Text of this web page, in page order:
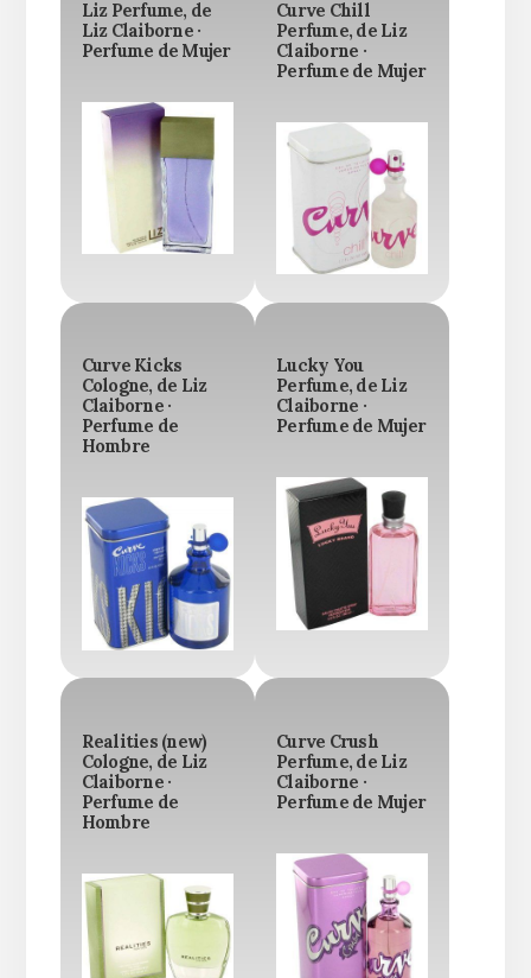
Liz Perfume, de
Liz Claiborne ·
Perfume de Mujer
Curve Chill
Perfume, de Liz
Claiborne ·
Perfume de Mujer
Curve Kicks
Cologne, de Liz
Claiborne ·
Perfume de
Hombre
Lucky You
Perfume, de Liz
Claiborne ·
Perfume de Mujer
Realities (new)
Cologne, de Liz
Claiborne ·
Perfume de
Hombre
Curve Crush
Perfume, de Liz
Claiborne ·
Perfume de Mujer